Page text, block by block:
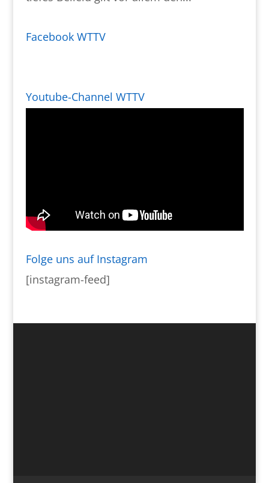
Facebook WTTV
Youtube-Channel WTTV
Folge uns auf Instagram
[instagram-feed]